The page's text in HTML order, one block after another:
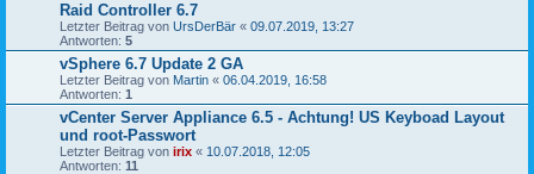
Raid Controller 6.7
Letzter Beitrag von UrsDerBär « 09.07.2019, 13:27
Antworten: 5
vSphere 6.7 Update 2 GA
Letzter Beitrag von Martin « 06.04.2019, 16:58
Antworten: 1
vCenter Server Appliance 6.5 - Achtung! US Keyboad Layout
und root-Passwort
Letzter Beitrag von irix « 10.07.2018, 12:05
Antworten: 11